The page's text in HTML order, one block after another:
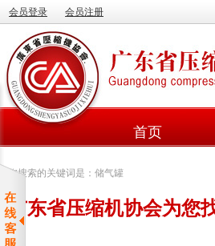
会员登录 会员注册
首页
您搜索的关键词是：储气罐
广东省压缩机协会为您